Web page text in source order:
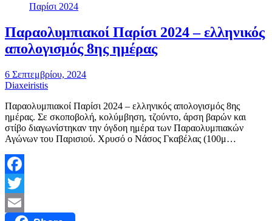
Παρίσι 2024
Παραολυμπιακοί Παρίσι 2024 – ελληνικός
απολογισμός 8ης ημέρας
6 Σεπτεμβρίου, 2024
Diaxeiristis
Παραολυμπιακοί Παρίσι 2024 – ελληνικός απολογισμός 8ης
ημέρας. Σε σκοποβολή, κολύμβηση, τζούντο, άρση βαρών και
στίβο διαγωνίστηκαν την όγδοη ημέρα των Παραολυμπιακών
Αγώνων του Παρισιού. Χρυσό ο Νάσος Γκαβέλας (100μ…
Facebook
Twitter